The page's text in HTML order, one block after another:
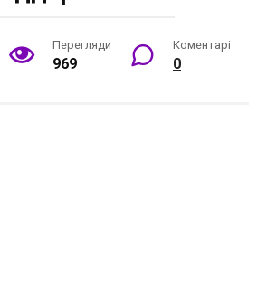
Перегляди
969
Коментарі
0